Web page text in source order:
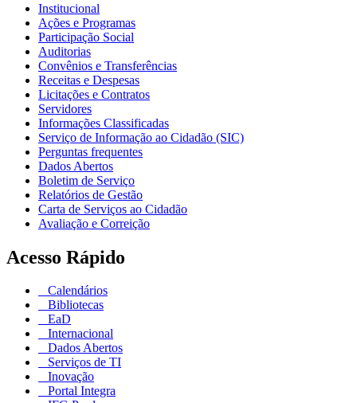
Institucional
Ações e Programas
Participação Social
Auditorias
Convênios e Transferências
Receitas e Despesas
Licitações e Contratos
Servidores
Informações Classificadas
Serviço de Informação ao Cidadão (SIC)
Perguntas frequentes
Dados Abertos
Boletim de Serviço
Relatórios de Gestão
Carta de Serviços ao Cidadão
Avaliação e Correição
Acesso Rápido
Calendários
Bibliotecas
EaD
Internacional
Dados Abertos
Serviços de TI
Inovação
Portal Integra